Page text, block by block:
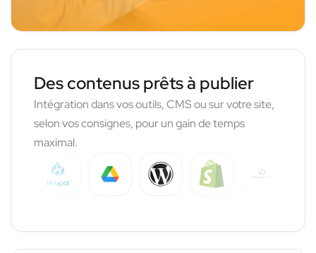
Des contenus prêts à publier
Intégration dans vos outils, CMS ou sur votre site,
selon vos consignes, pour un gain de temps
maximal.